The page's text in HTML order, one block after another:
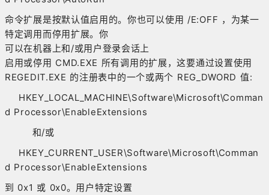
命令扩展是按默认值启用的。你也可以使用 /E:OFF ，为某一
特定调用而停用扩展。你
可以在机器上和/或用户登录会话上
启用或停用 CMD.EXE 所有调用的扩展，这要通过设置使用
REGEDIT.EXE 的注册表中的一个或两个 REG_DWORD 值:
HKEY_LOCAL_MACHINE\Software\Microsoft\Comman
d Processor\EnableExtensions
和/或
HKEY_CURRENT_USER\Software\Microsoft\Comman
d Processor\EnableExtensions
到 0x1 或 0x0。用户特定设置